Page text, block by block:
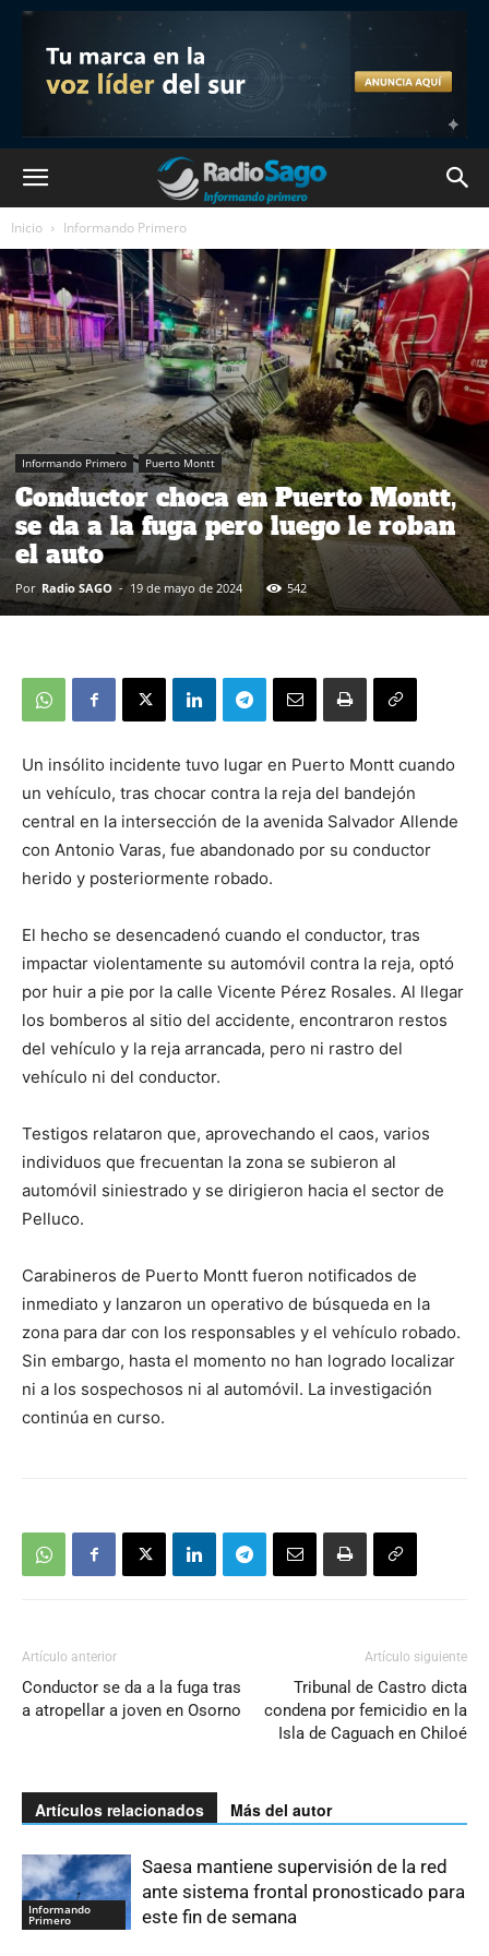
Inicio Informando Primero
Informando Primero Puerto Montt
Conductor choca en Puerto Montt,
se da a la fuga pero luego le roban
el auto
Por Radio SAGO - 19 de mayo de 2024 542
Un insólito incidente tuvo lugar en Puerto Montt cuando
un vehículo, tras chocar contra la reja del bandejón
central en la intersección de la avenida Salvador Allende
con Antonio Varas, fue abandonado por su conductor
herido y posteriormente robado.
El hecho se desencadenó cuando el conductor, tras
impactar violentamente su automóvil contra la reja, optó
por huir a pie por la calle Vicente Pérez Rosales. Al llegar
los bomberos al sitio del accidente, encontraron restos
del vehículo y la reja arrancada, pero ni rastro del
vehículo ni del conductor.
Testigos relataron que, aprovechando el caos, varios
individuos que frecuentan la zona se subieron al
automóvil siniestrado y se dirigieron hacia el sector de
Pelluco.
Carabineros de Puerto Montt fueron notificados de
inmediato y lanzaron un operativo de búsqueda en la
zona para dar con los responsables y el vehículo robado.
Sin embargo, hasta el momento no han logrado localizar
ni a los sospechosos ni al automóvil. La investigación
continúa en curso.
Artículo anterior
Conductor se da a la fuga tras
a atropellar a joven en Osorno
Artículo siguiente
Tribunal de Castro dicta
condena por femicidio en la
Isla de Caguach en Chiloé
Artículos relacionados Más del autor
Informando
Primero
Saesa mantiene supervisión de la red
ante sistema frontal pronosticado para
este fin de semana